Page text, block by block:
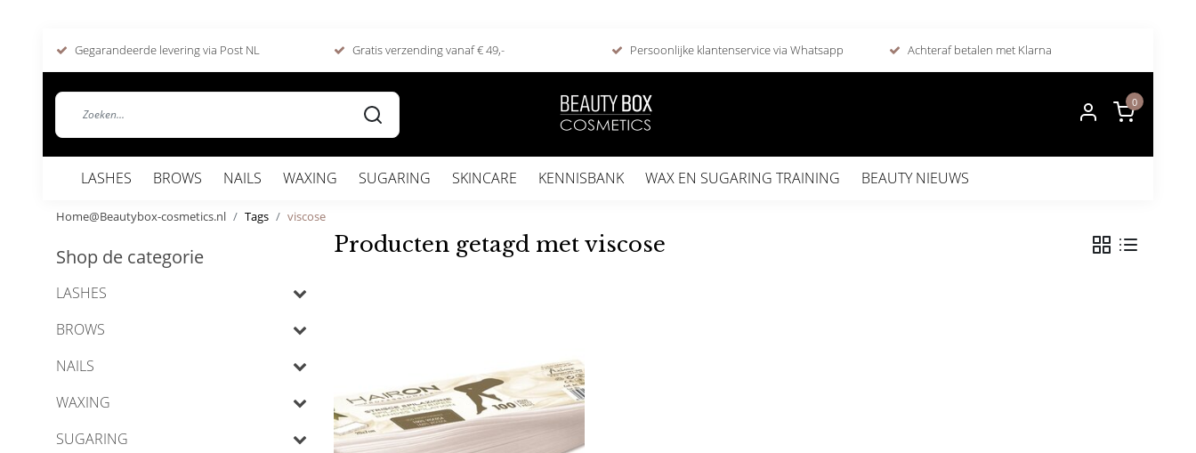
Gegarandeerde levering via Post NL Gratis verzending vanaf € 49,- Persoonlijke klantenservice via Whatsapp Achteraf betalen met Klarna
0
LASHES BROWS NAILS WAXING SUGARING SKINCARE KENNISBANK WAX EN SUGARING TRAINING BEAUTY NIEUWS
Home@Beautybox-cosmetics.nl Tags viscose
Shop de categorie
LASHES
BROWS
NAILS
WAXING
SUGARING
Producten getagd met viscose